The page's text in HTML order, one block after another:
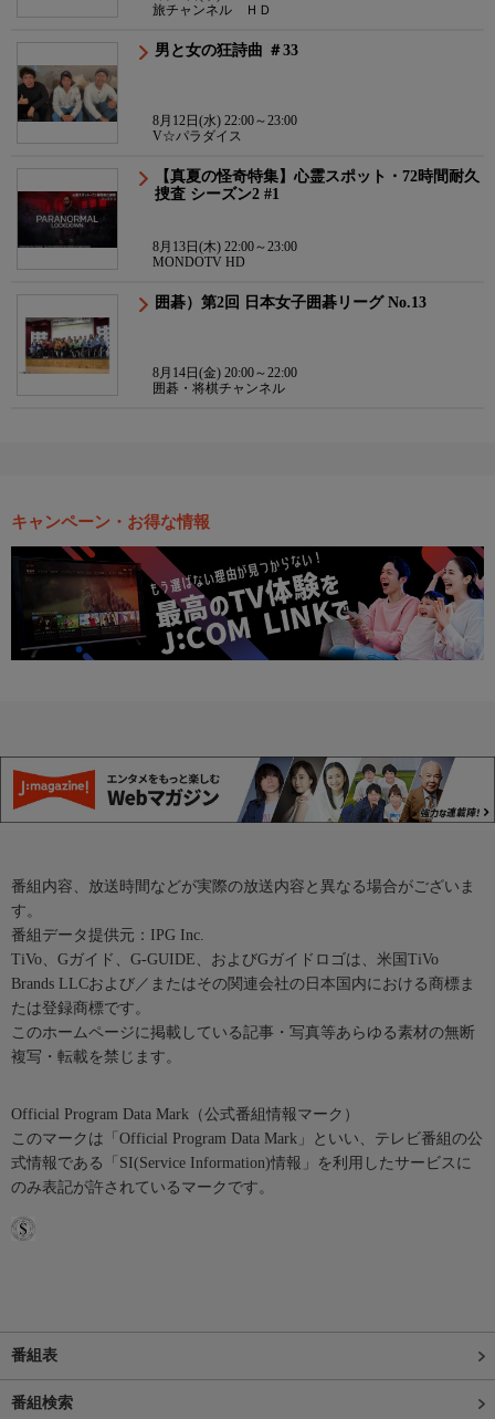
旅チャンネル ＨＤ
男と女の狂詩曲 ＃33
8月12日(水) 22:00～23:00
V☆パラダイス
【真夏の怪奇特集】心霊スポット・72時間耐久
捜査 シーズン2 #1
8月13日(木) 22:00～23:00
MONDOTV HD
囲碁）第2回 日本女子囲碁リーグ No.13
8月14日(金) 20:00～22:00
囲碁・将棋チャンネル
キャンペーン・お得な情報
番組内容、放送時間などが実際の放送内容と異なる場合がございま
す。
番組データ提供元：IPG Inc.
TiVo、Gガイド、G-GUIDE、およびGガイドロゴは、米国TiVo
Brands LLCおよび／またはその関連会社の日本国内における商標ま
たは登録商標です。
このホームページに掲載している記事・写真等あらゆる素材の無断
複写・転載を禁じます。
Official Program Data Mark（公式番組情報マーク）
このマークは「Official Program Data Mark」といい、テレビ番組の公
式情報である「SI(Service Information)情報」を利用したサービスに
のみ表記が許されているマークです。
番組表
番組検索